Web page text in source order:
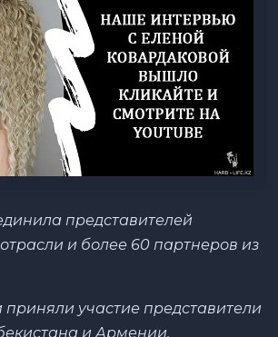
представителей
и более 60 партнеров из
участие представители
и Армении.